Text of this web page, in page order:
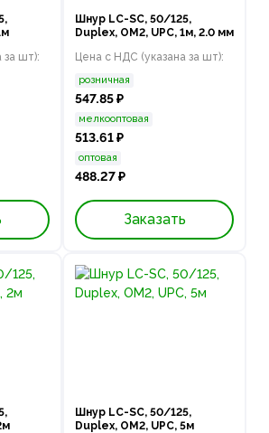
за шт):
Шнур LC-SC, 50/125,
Duplex, OM2, UPC, 1м, 2.0 мм
Цена с НДС (указана за шт):
розничная
547.85 ₽
мелкооптовая
513.61 ₽
оптовая
488.27 ₽
Заказать
Шнур LC-SC, 50/125,
Duplex, OM2, UPC, 5м